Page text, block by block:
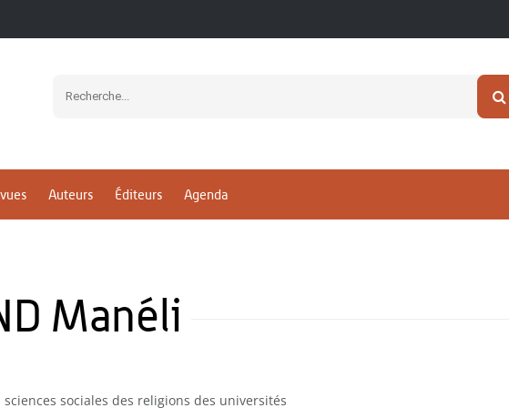
Auteurs Éditeurs Agenda
Manéli
sociales des religions des universités